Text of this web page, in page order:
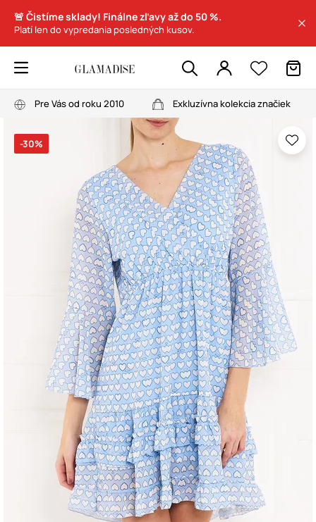
🚨 Čistíme sklady! Finálne zľavy až do 50 %.
Platí len do vypredania posledných kusov.
Pre Vás od roku 2010 Exkluzívna kolekcia značiek
-30%